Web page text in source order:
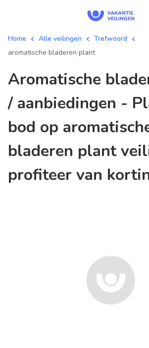
Home Alle veilingen
Trefwoord
aromatische bladeren plant
aromatische bladeren plant
/ aanbiedingen -
bod op
bladeren plant
profiteer van